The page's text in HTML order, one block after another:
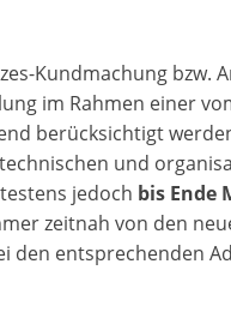
Kundmachung bzw.
im Rahmen einer
berücksichtigt
und
jedoch bis Ende
zeitnah von den
den entsprechenden